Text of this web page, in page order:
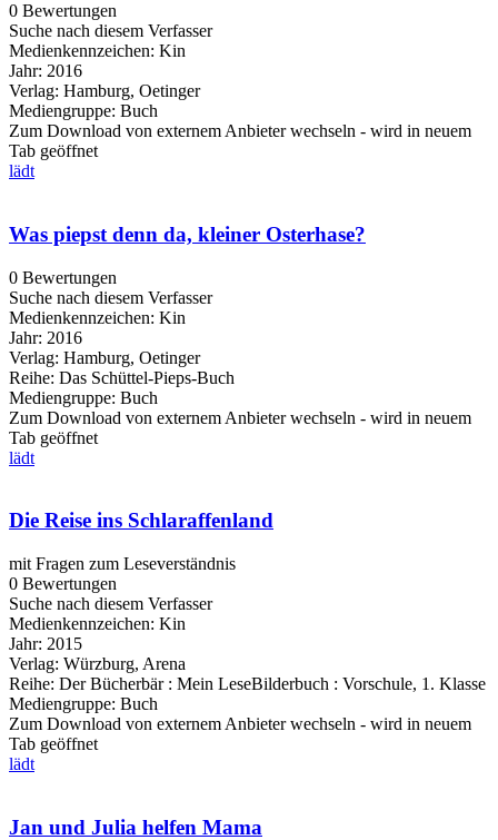
0 Bewertungen
Suche nach diesem Verfasser
Medienkennzeichen: Kin
Jahr: 2016
Verlag: Hamburg, Oetinger
Mediengruppe: Buch
Zum Download von externem Anbieter wechseln - wird in neuem
Tab geöffnet
lädt
Was piepst denn da, kleiner Osterhase?
0 Bewertungen
Suche nach diesem Verfasser
Medienkennzeichen: Kin
Jahr: 2016
Verlag: Hamburg, Oetinger
Reihe: Das Schüttel-Pieps-Buch
Mediengruppe: Buch
Zum Download von externem Anbieter wechseln - wird in neuem
Tab geöffnet
lädt
Die Reise ins Schlaraffenland
mit Fragen zum Leseverständnis
0 Bewertungen
Suche nach diesem Verfasser
Medienkennzeichen: Kin
Jahr: 2015
Verlag: Würzburg, Arena
Reihe: Der Bücherbär : Mein LeseBilderbuch : Vorschule, 1. Klasse
Mediengruppe: Buch
Zum Download von externem Anbieter wechseln - wird in neuem
Tab geöffnet
lädt
Jan und Julia helfen Mama